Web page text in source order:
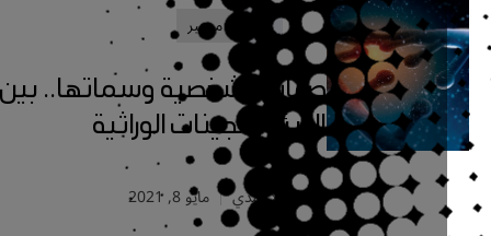
علوم مختبر
صفات الشخصية وسماتها.. بين
البيئة والجينات الوراثية
د. ندى الأحمدي مايو 8, 2021